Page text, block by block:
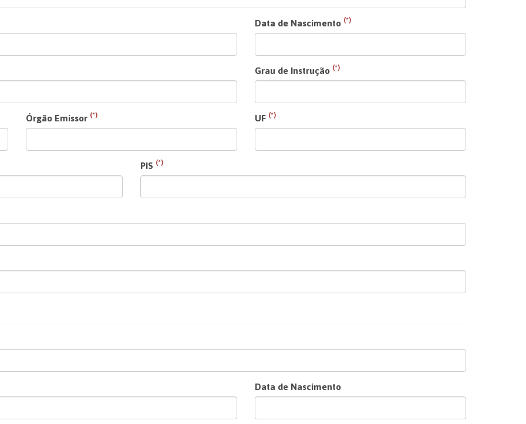
Data de Nascimento (*)
Grau de Instrução (*)
Órgão Emissor (*) UF (*)
PIS (*)
Data de Nascimento